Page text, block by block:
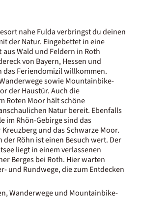
nahe Fulda verbringst du deinen
der Natur. Eingebettet in eine
Wald und Feldern in Roth
von Bayern, Hessen und
das Feriendomizil willkommen.
sowie Mountainbike-
der Haustür. Auch die
Roten Moor hält schöne
Natur bereit. Ebenfalls
im Rhön-Gebirge sind das
und das Schwarze Moor.
der Röhn ist einen Besuch wert. Der
liegt in einem verlassenen
Berges bei Roth. Hier warten
und Rundwege, die zum Entdecken
Wanderwege und Mountainbike-